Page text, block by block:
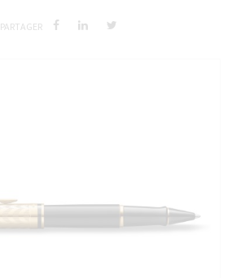
PARTAGER